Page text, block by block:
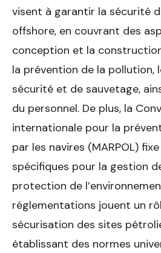
visent à garantir la sécurité
offshore, en couvrant des
conception et la
la prévention de la pollution,
sécurité et de sauvetage,
du personnel. De plus, la
internationale pour la
par les navires (MARPOL)
spécifiques pour la gestion
protection de
réglementations jouent un
sécurisation des sites
établissant des normes